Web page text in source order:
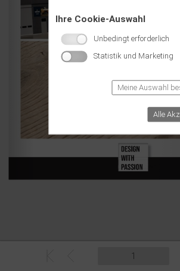
Ihre Cookie-Auswahl
Unbedingt erforderlich
Statistik und Marketing
Meine Auswahl
Alle